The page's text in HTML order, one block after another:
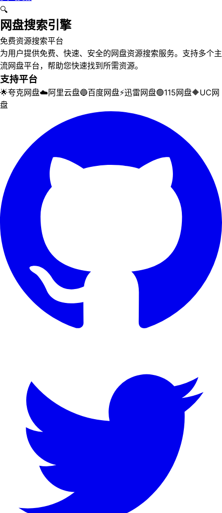
🔍
网盘搜索引擎
免费资源搜索平台
为用户提供免费、快速、安全的网盘资源搜索服务。支持多个主
流网盘平台，帮助您快速找到所需资源。
支持平台
🌟夸克网盘☁️阿里云盘🔵百度网盘⚡迅雷网盘🟢115网盘🔶UC网
盘